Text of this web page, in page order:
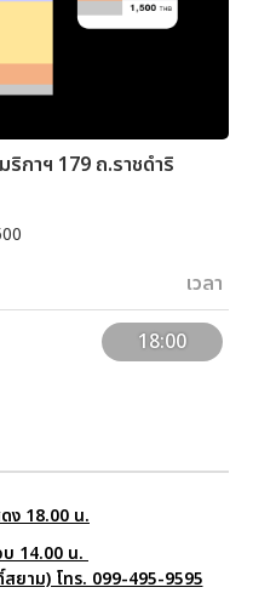
กาฯ 179 ถ.ราชดำริ
เวลา
18:00
ง 18.00 น.
14.00 น.
าม) โทร. 099-495-9595